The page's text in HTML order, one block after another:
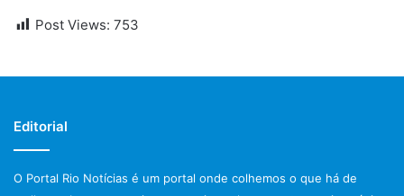
Post Views: 753
Editorial
O Portal Rio Notícias é um portal onde colhemos o que há de